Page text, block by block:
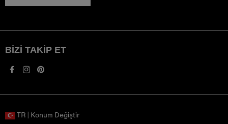
BIZI TAKIP ET
TR | Konum Değiştir